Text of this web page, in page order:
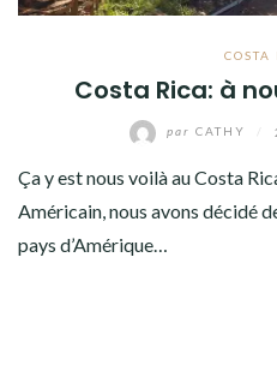
COSTA
Costa Rica: à
par CATHY
Ça y est nous voilà au Costa
Américain, nous avons décidé
pays d’Amérique…